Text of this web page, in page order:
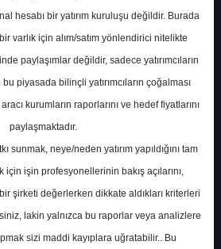
Kurum Sayısı
8
hesabı bir yatırım kuruluşu değildir. Burada
varlık için alım/satım yönlendirici nitelikte
paylaşımlar değildir, sadece yatırımcıların
piyasada bilinçli yatırımcıların çoğalması
kurumların raporlarını ve hedef fiyatlarını
paylaşmaktadır.
sunmak, neye/neden yatırım yapıldığını tam
için işin profesyonellerinin bakış açılarını,
şirketi değerlerken dikkate aldıkları kriterleri
lakin yalnızca bu raporlar veya analizlere
sizi maddi kayıplara uğratabilir.. Bu